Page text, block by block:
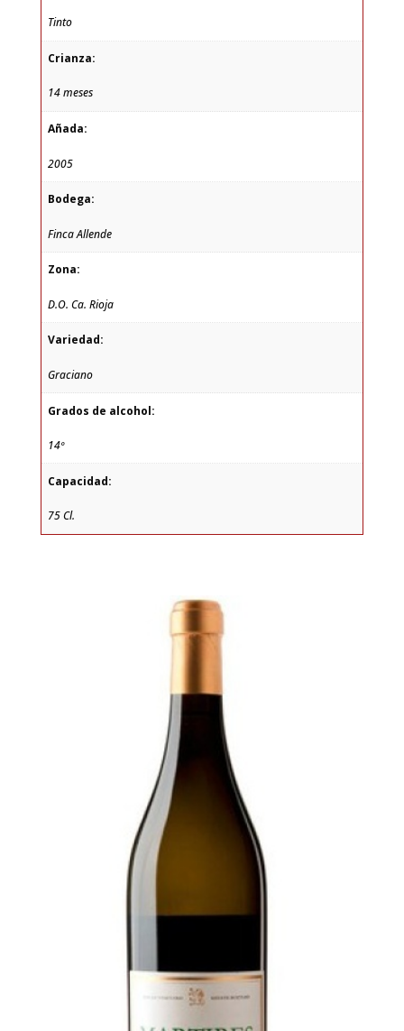
Tinto
Crianza:
14 meses
Añada:
2005
Bodega:
Finca Allende
Zona:
D.O. Ca. Rioja
Variedad:
Graciano
Grados de alcohol:
14º
Capacidad:
75 Cl.